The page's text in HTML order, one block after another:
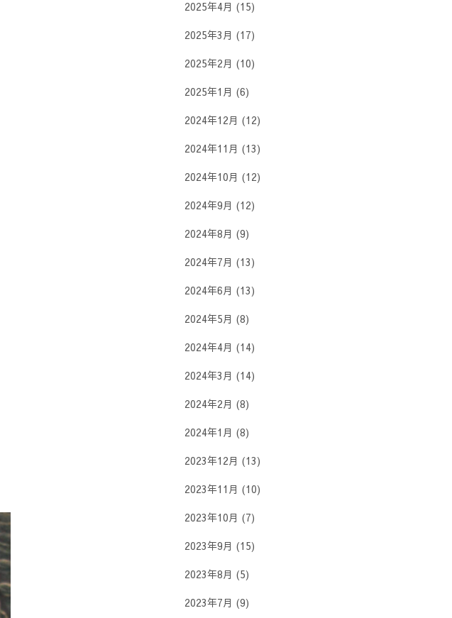
2025年4月 (15)
2025年3月 (17)
2025年2月 (10)
2025年1月 (6)
2024年12月 (12)
2024年11月 (13)
2024年10月 (12)
2024年9月 (12)
2024年8月 (9)
2024年7月 (13)
2024年6月 (13)
2024年5月 (8)
2024年4月 (14)
2024年3月 (14)
2024年2月 (8)
2024年1月 (8)
2023年12月 (13)
2023年11月 (10)
2023年10月 (7)
2023年9月 (15)
2023年8月 (5)
2023年7月 (9)